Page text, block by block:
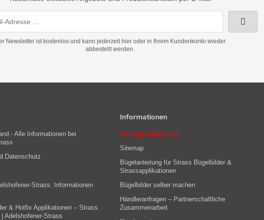
Newsletter ist kostenlos und kann jederzeit hier oder in Ihrem Kundenkonto wieder
abbestellt werden.
- Alle Informationen bei
Datenschutz
Strass: Informationen
& Hotfix Applikationen – Strass
Adelshofener-Strass
Informationen
Vertrag widerrufen
Sitemap
Bügelanleitung für Strass Bügelbilder &
Strassapplikationen
Bügelbilder selber machen
Händleranfragen – Partnerschaftliche
Zusammenarbeit